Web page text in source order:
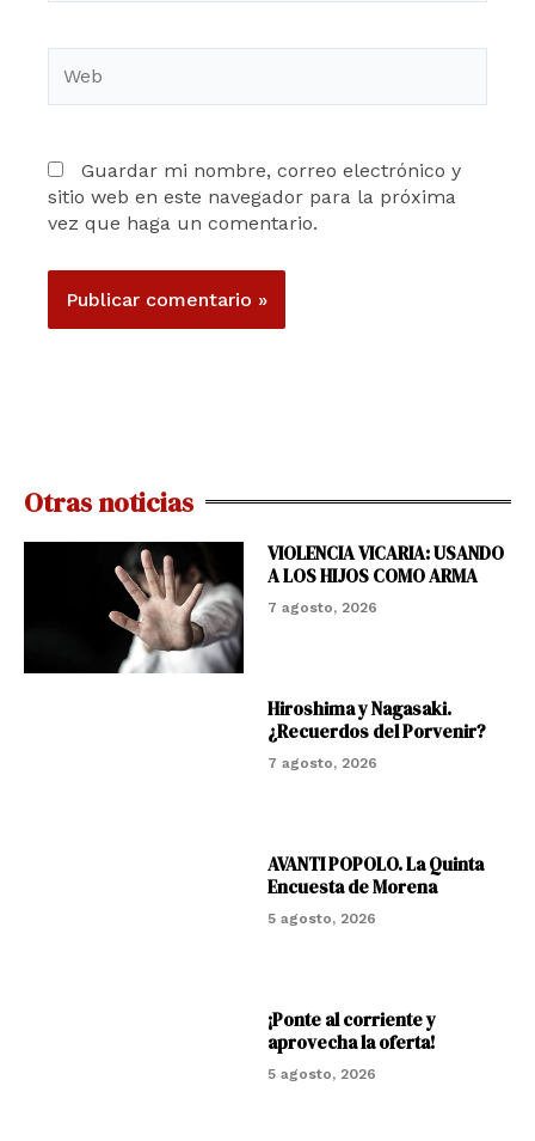
Guardar mi nombre, correo electrónico y
sitio web en este navegador para la próxima
vez que haga un comentario.
Otras noticias
VIOLENCIA VICARIA: USANDO
A LOS HIJOS COMO ARMA
7 agosto, 2026
Hiroshima y Nagasaki.
¿Recuerdos del Porvenir?
7 agosto, 2026
AVANTI POPOLO. La Quinta
Encuesta de Morena
5 agosto, 2026
¡Ponte al corriente y
aprovecha la oferta!
5 agosto, 2026